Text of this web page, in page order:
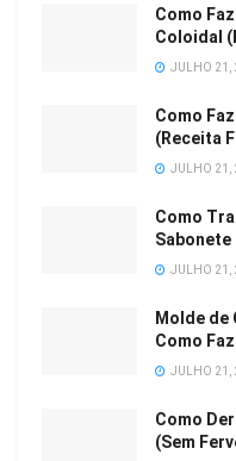
Como
Coloidal
JULHO 21,
Como
(Receita
JULHO 21,
Como
Sabonete
JULHO 21,
Molde de
Como
JULHO 21,
Como
(Sem